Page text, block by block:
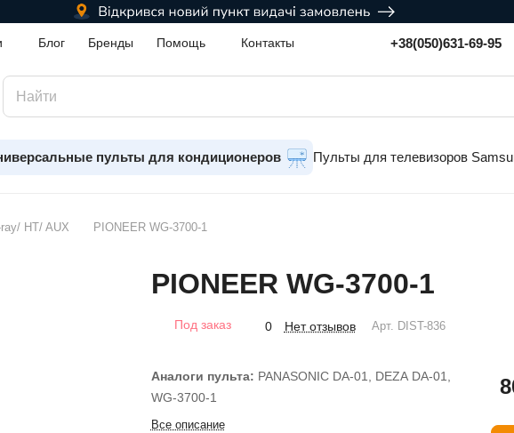
Блог Бренды Помощь Контакты +38(050)631-69-95
пульты для кондиционеров Пульты для телевизоров
HT/ AUX PIONEER WG-3700-1
PIONEER WG-3700-1
Под заказ 0 Нет отзывов Арт. DIST-836
Аналоги пульта: PANASONIC DA-01, DEZA DA-01,
WG-3700-1
Все описание